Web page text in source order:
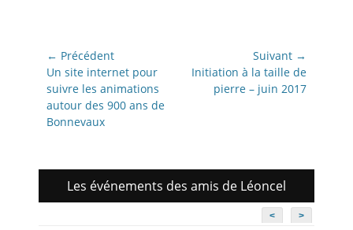
Navigation
de
l’article
← Précédent
Article
précédent:
Un site internet pour
suivre les animations
autour des 900 ans de
Bonnevaux
Suivant →
Article
suivant:
Initiation à la taille de
pierre – juin 2017
Les événements des amis de Léoncel
< >